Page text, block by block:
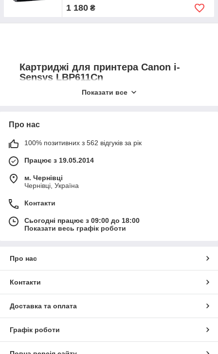
1 180 ₴
Картриджі для принтера Canon i-
Sensys LBP611Cn
Покупка картриджів сумісних з принтером Сапоп
перегляд характеристик, сумісності, ціни і відгуків.
сервісне обслуговування. Все це робить покупки в
Огляд і технічні характеристики
LBP 611Cn
компаній, що пропонують високу якість друку і підтримку
мобільних пристроїв. Принтер використовує лазерну
кольорову технологію друку. Швидкість однобічного
Показати все
Про нас
100% позитивних з 562 відгуків за рік
Працює з 19.05.2014
м. Чернівці
Чернівці, Україна
Контакти
Сьогодні працює з 09:00 до 18:00
Показати весь графік роботи
Про нас
Контакти
Доставка та оплата
Графік роботи